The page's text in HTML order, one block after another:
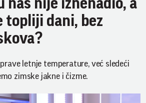
nas nije iznenadio, a
topliji dani, bez
prave letnje temperature, već sledeći
zimske jakne i čizme.